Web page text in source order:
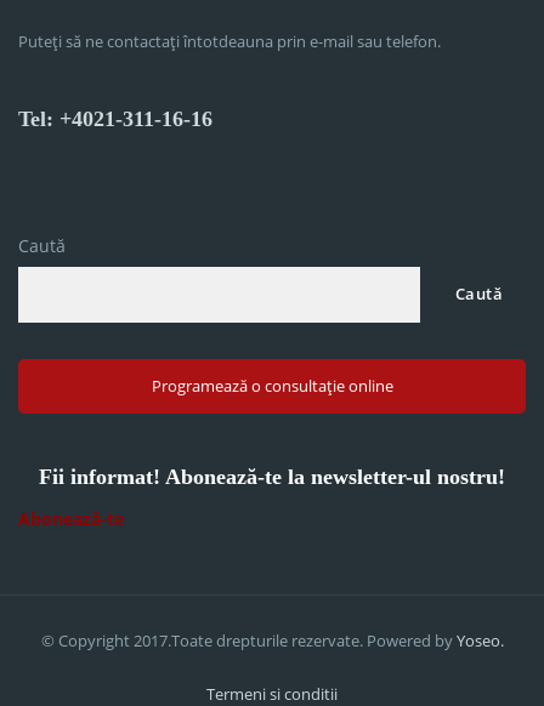
Puteți să ne contactați întotdeauna prin e-mail sau telefon.
Tel: +4021-311-16-16
Caută
Caută
Programează o consultație online
Fii informat! Abonează-te la newsletter-ul nostru!
Abonează-te
© Copyright 2017.Toate drepturile rezervate. Powered byYoseo.
Termeni si conditii